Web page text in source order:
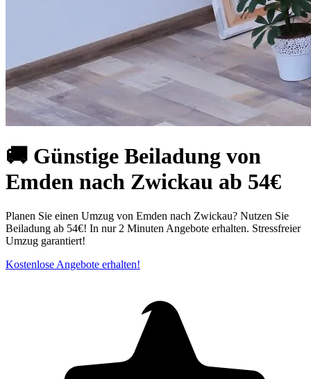
🚚 Günstige Beiladung von
Emden nach Zwickau ab 54€
Planen Sie einen Umzug von Emden nach Zwickau? Nutzen Sie
Beiladung ab 54€! In nur 2 Minuten Angebote erhalten. Stressfreier
Umzug garantiert!
Kostenlose Angebote erhalten!